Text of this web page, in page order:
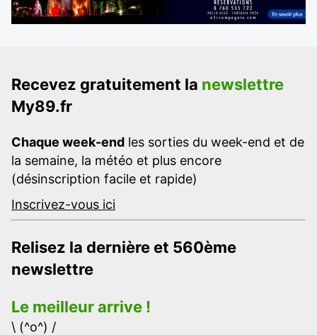
Recevez gratuitement la newslettre
My89.fr
Chaque week-end les sorties du week-end et de
la semaine, la météo et plus encore
(désinscription facile et rapide)
Inscrivez-vous ici
Relisez la dernière et 560ème
newslettre
Le meilleur arrive !
\ (^o^) /